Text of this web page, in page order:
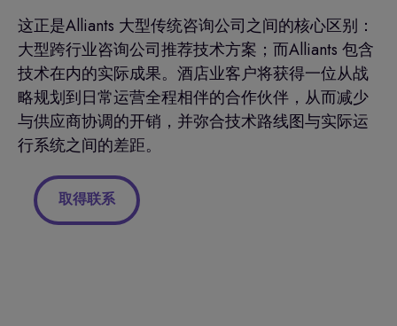
这正是Alliants 大型传统咨询公司之间的核心区别：
大型跨行业咨询公司推荐技术方案；而Alliants 包含
技术在内的实际成果。酒店业客户将获得一位从战
略规划到日常运营全程相伴的合作伙伴，从而减少
与供应商协调的开销，并弥合技术路线图与实际运
行系统之间的差距。
取得联系